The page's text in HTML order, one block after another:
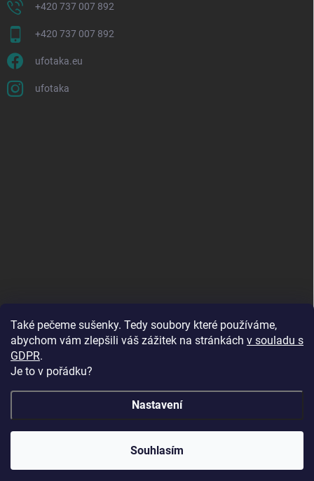
Také pečeme sušenky. Tedy soubory které používáme,
abychom vám zlepšili váš zážitek na stránkách v souladu s
GDPR.
Je to v pořádku?
Nastavení
Souhlasím
🔥 Vinylová alba ve slevě až -68 %! Dopřejte svým
+420 737 007 892
+420 737 007 892
ufotaka.eu
ufotaka
U Foťáka . Všechna práva vyhrazena.